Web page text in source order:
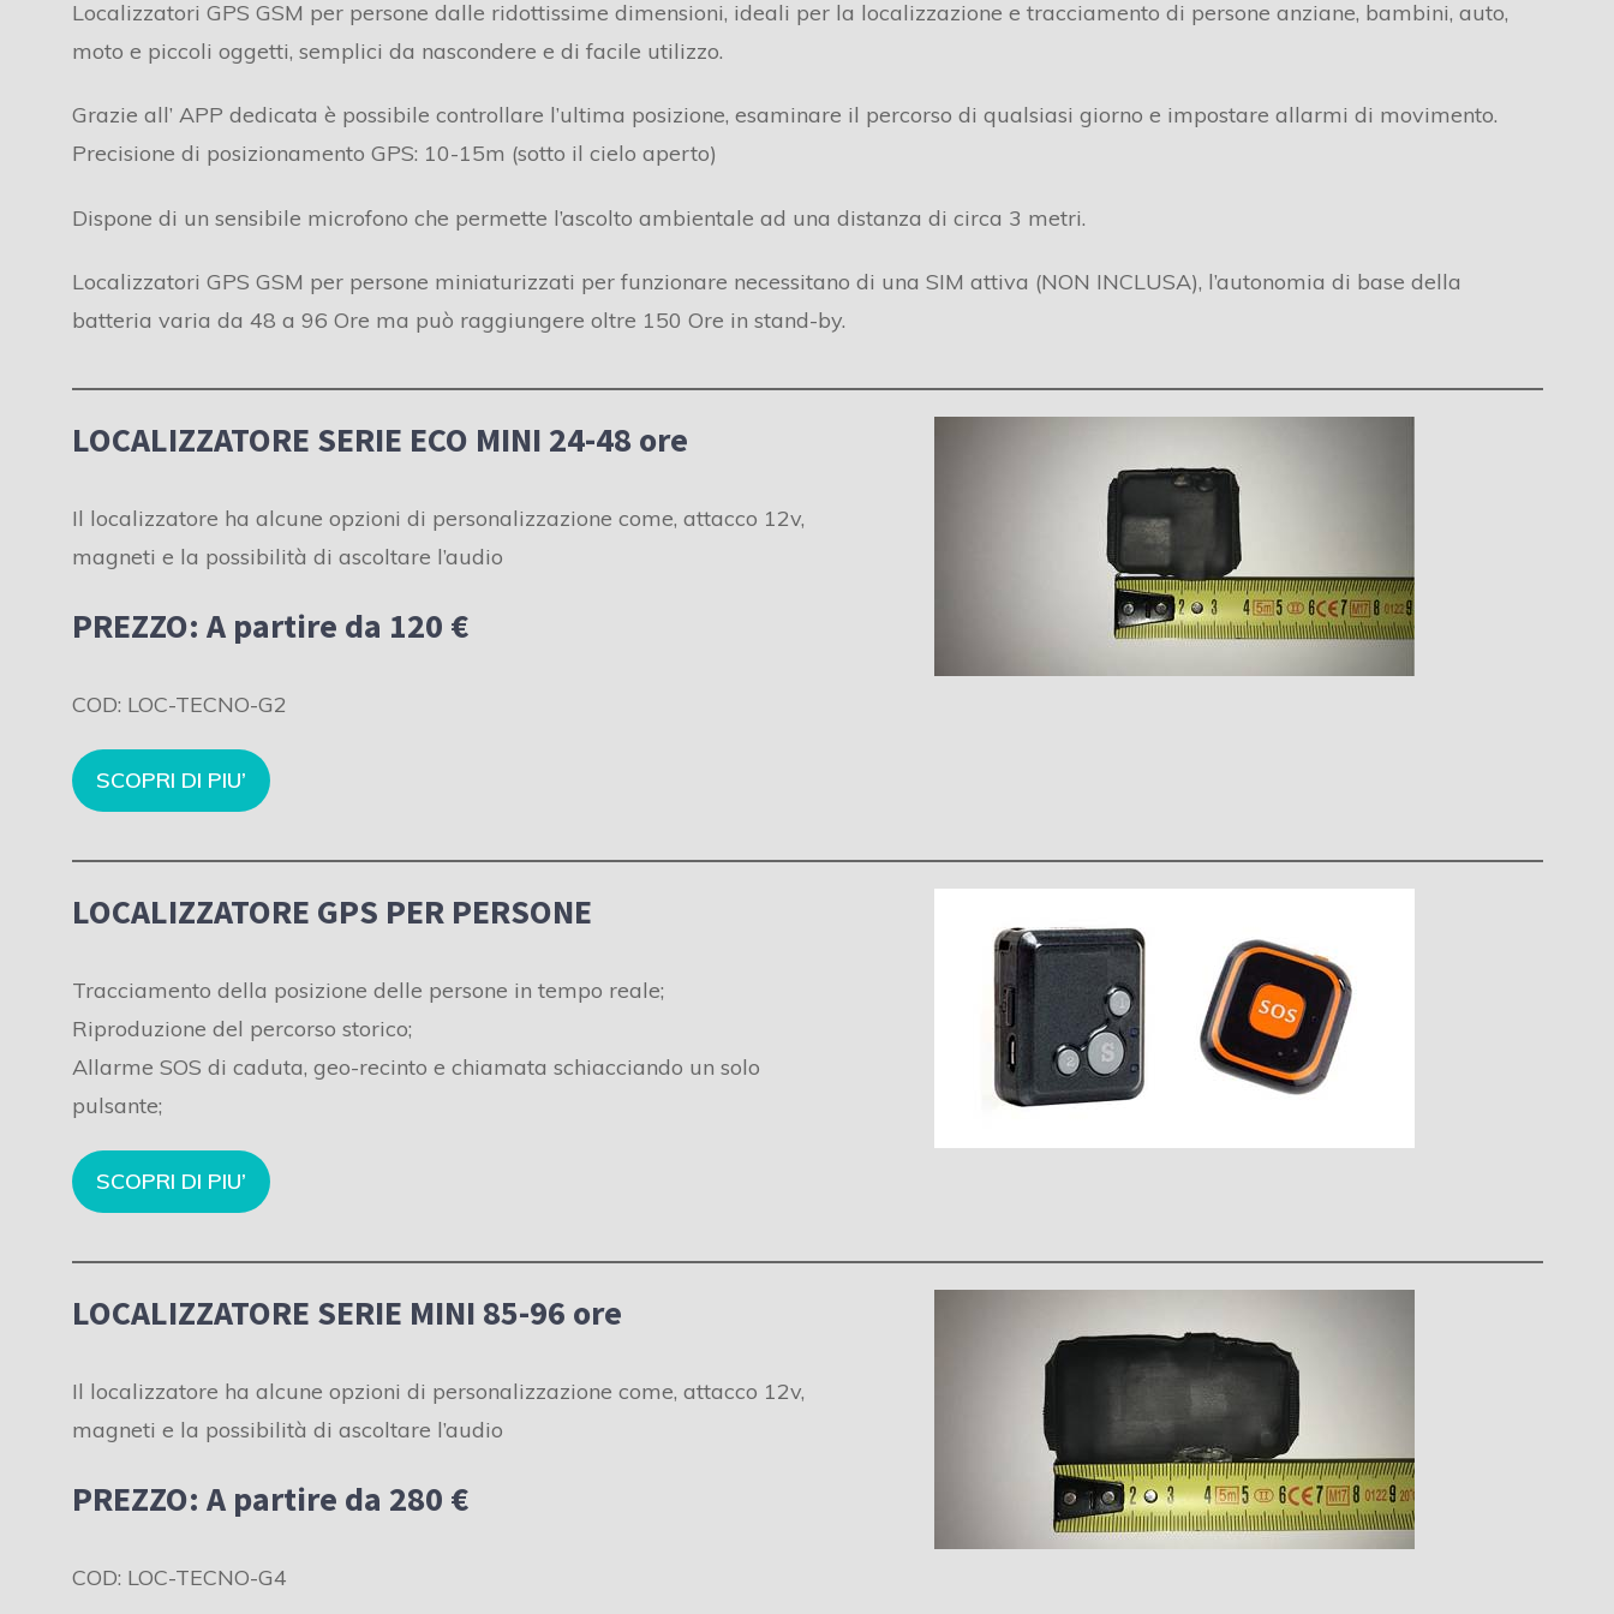
Localizzatori GPS GSM per persone dalle ridottissime dimensioni, ideali per la localizzazione e tracciamento di persone anziane, bambini, auto,
moto e piccoli oggetti, semplici da nascondere e di facile utilizzo.
Grazie all’ APP dedicata è possibile controllare l’ultima posizione, esaminare il percorso di qualsiasi giorno e impostare allarmi di movimento.
Precisione di posizionamento GPS: 10-15m (sotto il cielo aperto)
Dispone di un sensibile microfono che permette l’ascolto ambientale ad una distanza di circa 3 metri.
Localizzatori GPS GSM per persone miniaturizzati per funzionare necessitano di una SIM attiva (NON INCLUSA), l’autonomia di base della
batteria varia da 48 a 96 Ore ma può raggiungere oltre 150 Ore in stand-by.
LOCALIZZATORE SERIE ECO MINI 24-48 ore
Il localizzatore ha alcune opzioni di personalizzazione come, attacco 12v,
magneti e la possibilità di ascoltare l’audio
PREZZO: A partire da 120 €
COD: LOC-TECNO-G2
SCOPRI DI PIU’
LOCALIZZATORE GPS PER PERSONE
Tracciamento della posizione delle persone in tempo reale;
Riproduzione del percorso storico;
Allarme SOS di caduta, geo-recinto e chiamata schiacciando un solo
pulsante;
SCOPRI DI PIU’
LOCALIZZATORE SERIE MINI 85-96 ore
Il localizzatore ha alcune opzioni di personalizzazione come, attacco 12v,
magneti e la possibilità di ascoltare l’audio
PREZZO: A partire da 280 €
COD: LOC-TECNO-G4